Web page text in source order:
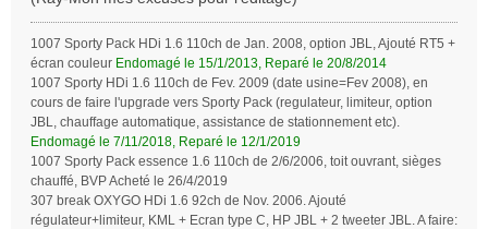
1007 Sporty Pack HDi 1.6 110ch de Jan. 2008, option JBL, Ajouté RT5 +
écran couleur Endomagé le 15/1/2013, Reparé le 20/8/2014
1007 Sporty HDi 1.6 110ch de Fev. 2009 (date usine=Fev 2008), en
cours de faire l'upgrade vers Sporty Pack (regulateur, limiteur, option
JBL, chauffage automatique, assistance de stationnement etc).
Endomagé le 7/11/2018, Reparé le 12/1/2019
1007 Sporty Pack essence 1.6 110ch de 2/6/2006, toit ouvrant, sièges
chauffé, BVP Acheté le 26/4/2019
307 break OXYGO HDi 1.6 92ch de Nov. 2006. Ajouté
régulateur+limiteur, KML + Ecran type C, HP JBL + 2 tweeter JBL. A faire: